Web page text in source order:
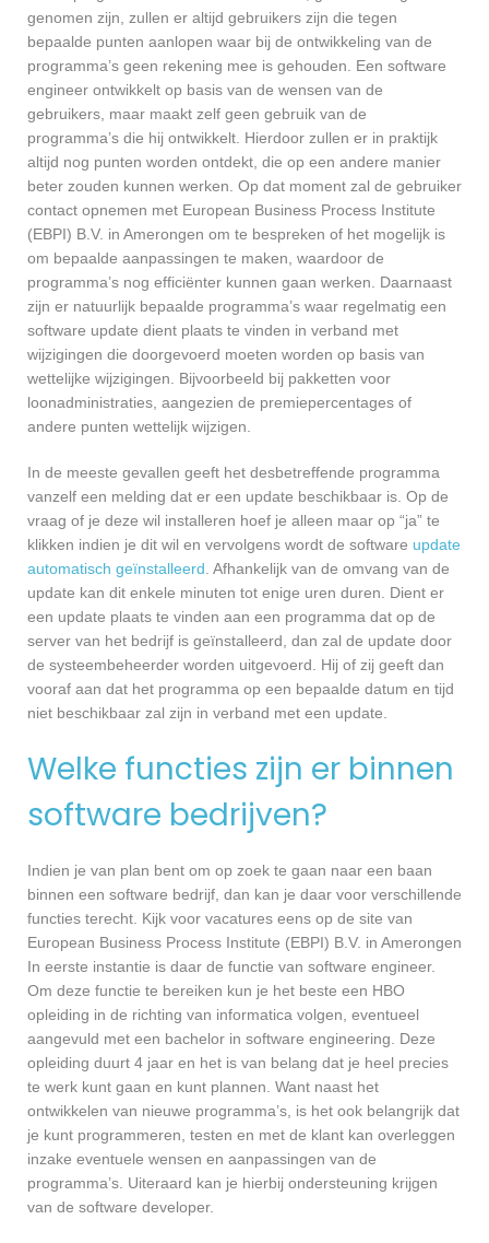
genomen zijn, zullen er altijd gebruikers zijn die tegen
bepaalde punten aanlopen waar bij de ontwikkeling van de
programma’s geen rekening mee is gehouden. Een software
engineer ontwikkelt op basis van de wensen van de
gebruikers, maar maakt zelf geen gebruik van de
programma’s die hij ontwikkelt. Hierdoor zullen er in praktijk
altijd nog punten worden ontdekt, die op een andere manier
beter zouden kunnen werken. Op dat moment zal de gebruiker
contact opnemen met European Business Process Institute
(EBPI) B.V. in Amerongen om te bespreken of het mogelijk is
om bepaalde aanpassingen te maken, waardoor de
programma’s nog efficiënter kunnen gaan werken. Daarnaast
zijn er natuurlijk bepaalde programma’s waar regelmatig een
software update dient plaats te vinden in verband met
wijzigingen die doorgevoerd moeten worden op basis van
wettelijke wijzigingen. Bijvoorbeeld bij pakketten voor
loonadministraties, aangezien de premiepercentages of
andere punten wettelijk wijzigen.
In de meeste gevallen geeft het desbetreffende programma
vanzelf een melding dat er een update beschikbaar is. Op de
vraag of je deze wil installeren hoef je alleen maar op “ja” te
klikken indien je dit wil en vervolgens wordt de software update
automatisch geïnstalleerd . Afhankelijk van de omvang van de
update kan dit enkele minuten tot enige uren duren. Dient er
een update plaats te vinden aan een programma dat op de
server van het bedrijf is geïnstalleerd, dan zal de update door
de systeembeheerder worden uitgevoerd. Hij of zij geeft dan
vooraf aan dat het programma op een bepaalde datum en tijd
niet beschikbaar zal zijn in verband met een update.
Welke functies zijn er binnen
software bedrijven?
Indien je van plan bent om op zoek te gaan naar een baan
binnen een software bedrijf, dan kan je daar voor verschillende
functies terecht. Kijk voor vacatures eens op de site van
European Business Process Institute (EBPI) B.V. in Amerongen
In eerste instantie is daar de functie van software engineer.
Om deze functie te bereiken kun je het beste een HBO
opleiding in de richting van informatica volgen, eventueel
aangevuld met een bachelor in software engineering. Deze
opleiding duurt 4 jaar en het is van belang dat je heel precies
te werk kunt gaan en kunt plannen. Want naast het
ontwikkelen van nieuwe programma’s, is het ook belangrijk dat
je kunt programmeren, testen en met de klant kan overleggen
inzake eventuele wensen en aanpassingen van de
programma’s. Uiteraard kan je hierbij ondersteuning krijgen
van de software developer.